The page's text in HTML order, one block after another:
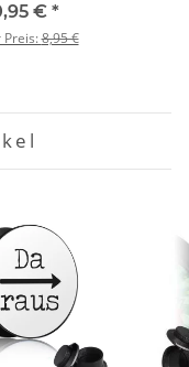
€ *
Preis:8,95 €